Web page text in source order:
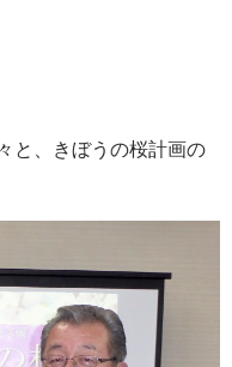
と、きぼうの桜計画の